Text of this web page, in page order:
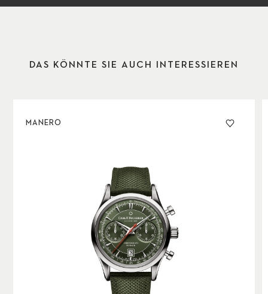
die Indizes der Armbanduhr und an die Bleistifte von Caran
Gravur: Gravierte Seriennummer auf Fingerauflage: 001/188
Tintenpatrone: Ausgestattet mit Roller-Tintenpatrone F in
DAS KÖNNTE SIE AUCH INTERESSIEREN
MANERO